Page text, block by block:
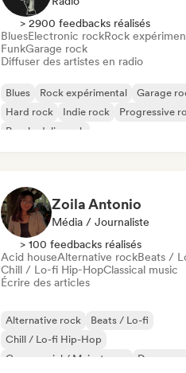
> 2900 feedbacks réalisés
BluesElectronic rockRock
FunkGarage rock
Diffuser des artistes en radio
Blues Rock expérimental
Garage
Hard rock
Indie rock
Progressive
Psychedelic rock
Zoila Antonio
Média / Journaliste
> 100 feedbacks réalisés
Acid houseAlternative rockBeats /
Chill / Lo-fi Hip-HopClassical music
Écrire des articles
Alternative rock
Beats / Lo-fi
Chill / Lo-fi Hip-Hop
Commercial / Mainstream
Dance